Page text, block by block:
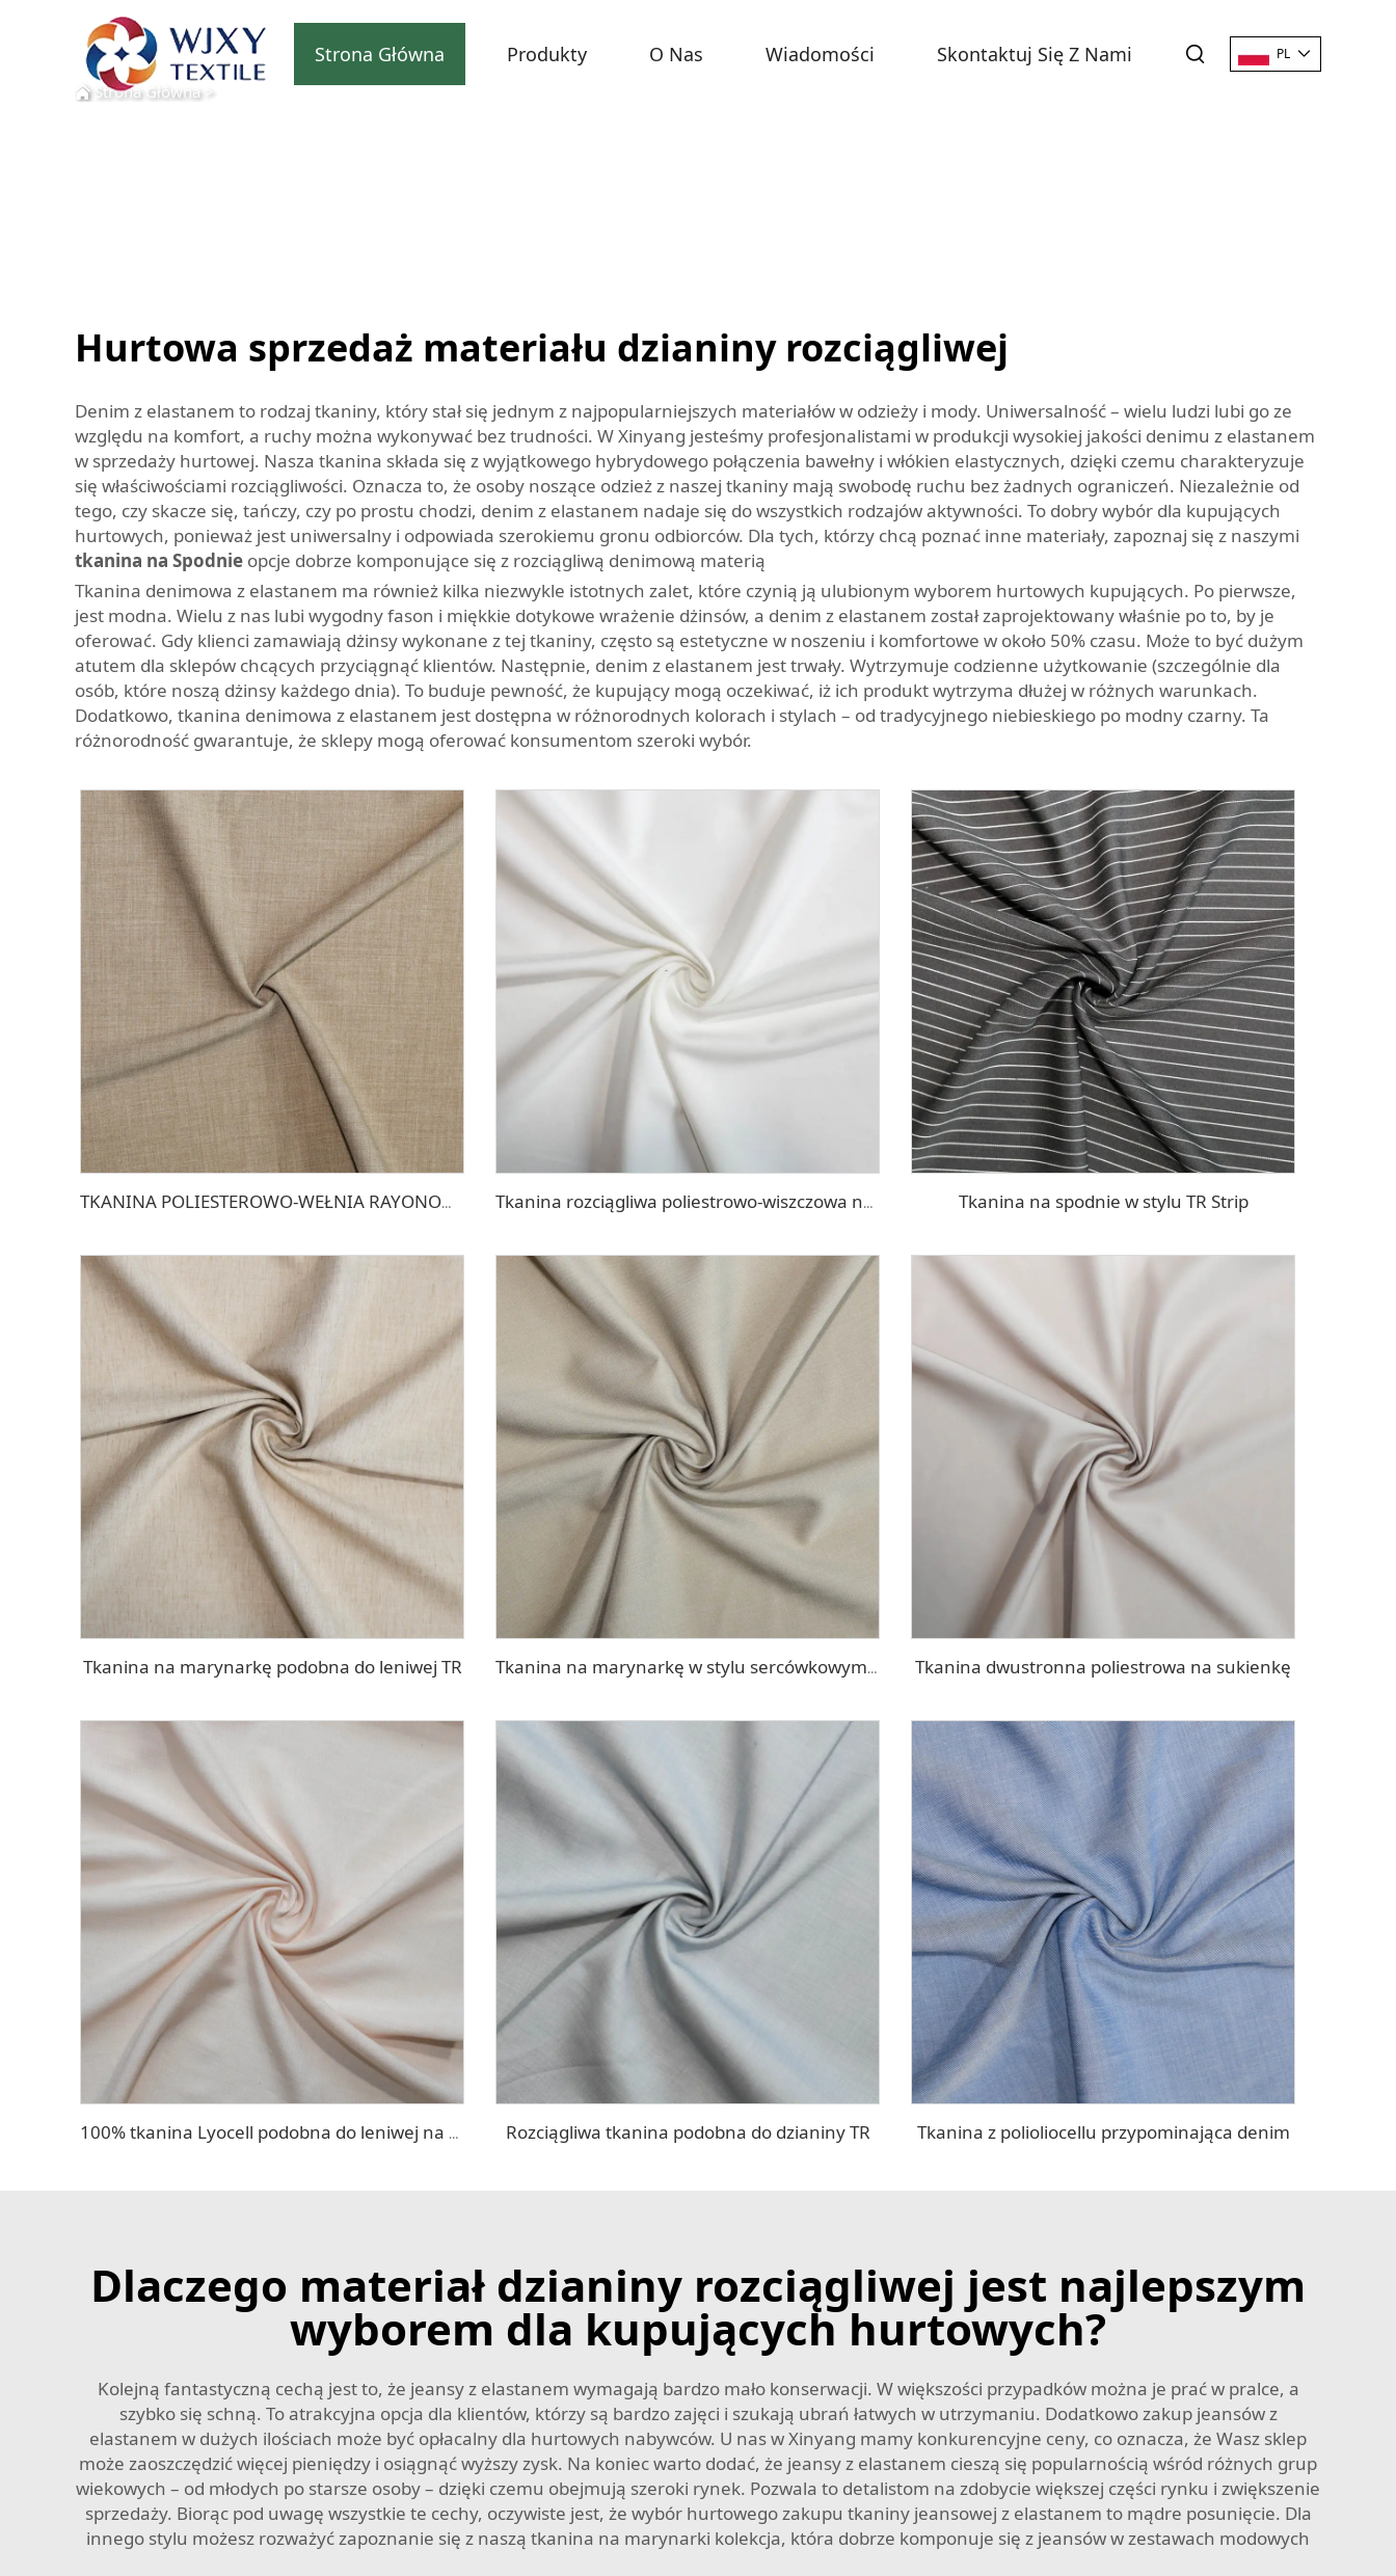
Strona Główna Produkty O Nas Wiadomości Skontaktuj Się Z Nami PL
Strona Główna>
Hurtowa sprzedaż materiału dzianiny rozciągliwej
Denim z elastanem to rodzaj tkaniny, który stał się jednym z najpopularniejszych materiałów w odzieży i mody. Uniwersalność – wielu ludzi lubi go ze
względu na komfort, a ruchy można wykonywać bez trudności. W Xinyang jesteśmy profesjonalistami w produkcji wysokiej jakości denimu z elastanem
w sprzedaży hurtowej. Nasza tkanina składa się z wyjątkowego hybrydowego połączenia bawełny i włókien elastycznych, dzięki czemu charakteryzuje
się właściwościami rozciągliwości. Oznacza to, że osoby noszące odzież z naszej tkaniny mają swobodę ruchu bez żadnych ograniczeń. Niezależnie od
tego, czy skacze się, tańczy, czy po prostu chodzi, denim z elastanem nadaje się do wszystkich rodzajów aktywności. To dobry wybór dla kupujących
hurtowych, ponieważ jest uniwersalny i odpowiada szerokiemu gronu odbiorców. Dla tych, którzy chcą poznać inne materiały, zapoznaj się z naszymi
tkanina na Spodnie opcje dobrze komponujące się z rozciągliwą denimową materią
Tkanina denimowa z elastanem ma również kilka niezwykle istotnych zalet, które czynią ją ulubionym wyborem hurtowych kupujących. Po pierwsze,
jest modna. Wielu z nas lubi wygodny fason i miękkie dotykowe wrażenie dżinsów, a denim z elastanem został zaprojektowany właśnie po to, by je
oferować. Gdy klienci zamawiają dżinsy wykonane z tej tkaniny, często są estetyczne w noszeniu i komfortowe w około 50% czasu. Może to być dużym
atutem dla sklepów chcących przyciągnąć klientów. Następnie, denim z elastanem jest trwały. Wytrzymuje codzienne użytkowanie (szczególnie dla
osób, które noszą dżinsy każdego dnia). To buduje pewność, że kupujący mogą oczekiwać, iż ich produkt wytrzyma dłużej w różnych warunkach.
Dodatkowo, tkanina denimowa z elastanem jest dostępna w różnorodnych kolorach i stylach – od tradycyjnego niebieskiego po modny czarny. Ta
różnorodność gwarantuje, że sklepy mogą oferować konsumentom szeroki wybór.
TKANINA POLIESTEROWO-WEŁNIA RAYONOWA NA SPODNIE ELASTYCZNA Tkanina rozciągliwa poliestrowo-wiszczowa na sukienkę Tkanina na spodnie w stylu TR Strip
Tkanina na marynarkę podobna do leniwej TR Tkanina na marynarkę w stylu sercówkowym TR Tkanina dwustronna poliestrowa na sukienkę
100% tkanina Lyocell podobna do leniwej na sukienkę Rozciągliwa tkanina podobna do dzianiny TR Tkanina z polioliocellu przypominająca denim
Dlaczego materiał dzianiny rozciągliwej jest najlepszym
wyborem dla kupujących hurtowych?
Kolejną fantastyczną cechą jest to, że jeansy z elastanem wymagają bardzo mało konserwacji. W większości przypadków można je prać w pralce, a
szybko się schną. To atrakcyjna opcja dla klientów, którzy są bardzo zajęci i szukają ubrań łatwych w utrzymaniu. Dodatkowo zakup jeansów z
elastanem w dużych ilościach może być opłacalny dla hurtowych nabywców. U nas w Xinyang mamy konkurencyjne ceny, co oznacza, że Wasz sklep
może zaoszczędzić więcej pieniędzy i osiągnąć wyższy zysk. Na koniec warto dodać, że jeansy z elastanem cieszą się popularnością wśród różnych grup
wiekowych – od młodych po starsze osoby – dzięki czemu obejmują szeroki rynek. Pozwala to detalistom na zdobycie większej części rynku i zwiększenie
sprzedaży. Biorąc pod uwagę wszystkie te cechy, oczywiste jest, że wybór hurtowego zakupu tkaniny jeansowej z elastanem to mądre posunięcie. Dla
innego stylu możesz rozważyć zapoznanie się z naszą tkanina na marynarki kolekcja, która dobrze komponuje się z jeansów w zestawach modowych